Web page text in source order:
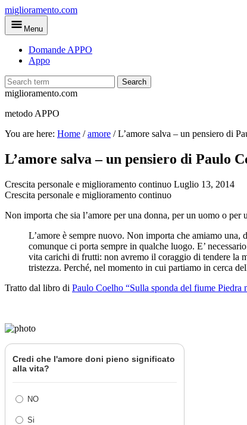
Skip
to
main
miglioramento.com
Menu
Domande APPO
Appo
Search
miglioramento.com
metodo APPO
You are here: Home /amore /L’amore salva – un pensiero di
L’amore salva – un pensiero di Paulo
Crescita personale e miglioramento continuo Luglio 13, 2014
Crescita personale e miglioramento continuo
Non importa che sia l’amore per una donna, per un uomo o per
L’amore è sempre nuovo. Non importa che amiamo
comunque ci porta sempre in qualche luogo. E’
vita carichi di frutti: non avremo il coraggio di tendere la
tristezza. Perché, nel momento in cui partiamo in cerca
Tratto dal libro di Paulo Coelho “Sulla sponda del fiume Piedra
Credi che l'amore doni pieno significato
alla vita?
NO
Si